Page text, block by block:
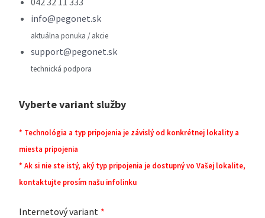
info@pegonet.sk
aktuálna ponuka / akcie
support@pegonet.sk
technická podpora
Vyberte variant služby
* Technológia a typ pripojenia je závislý od konkrétnej lokality a
miesta pripojenia
* Ak si nie ste istý, aký typ pripojenia je dostupný vo Vašej lokalite,
kontaktujte prosím našu infolinku
Internetový variant